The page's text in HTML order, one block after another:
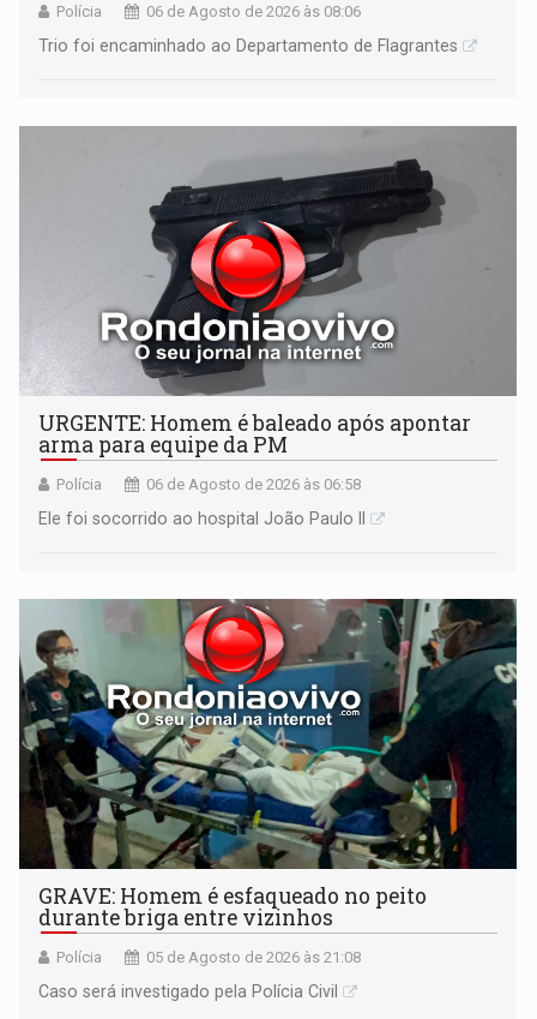
Polícia 06 de Agosto de 2026 às 08:06
Trio foi encaminhado ao Departamento de Flagrantes
URGENTE: Homem é baleado após apontar
arma para equipe da PM
Polícia 06 de Agosto de 2026 às 06:58
Ele foi socorrido ao hospital João Paulo II
GRAVE: Homem é esfaqueado no peito
durante briga entre vizinhos
Polícia 05 de Agosto de 2026 às 21:08
Caso será investigado pela Polícia Civil